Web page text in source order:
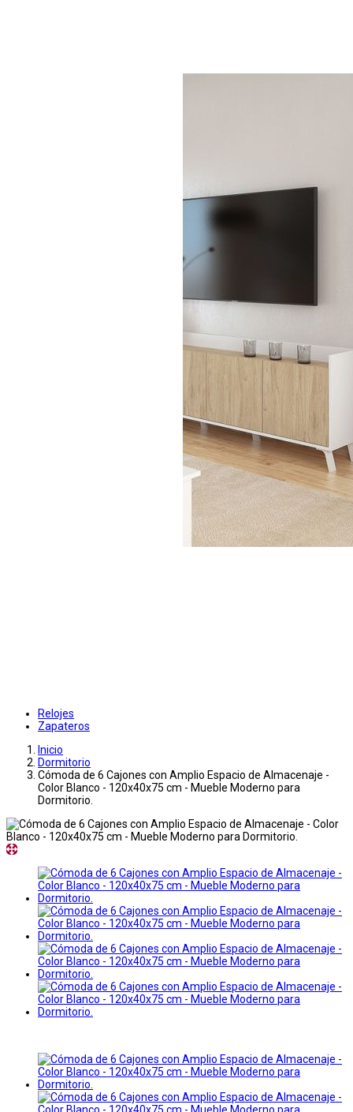
Relojes
Zapateros
Inicio
Dormitorio
Cómoda de 6 Cajones con Amplio Espacio de Almacenaje -
Color Blanco - 120x40x75 cm - Mueble Moderno para
Dormitorio.